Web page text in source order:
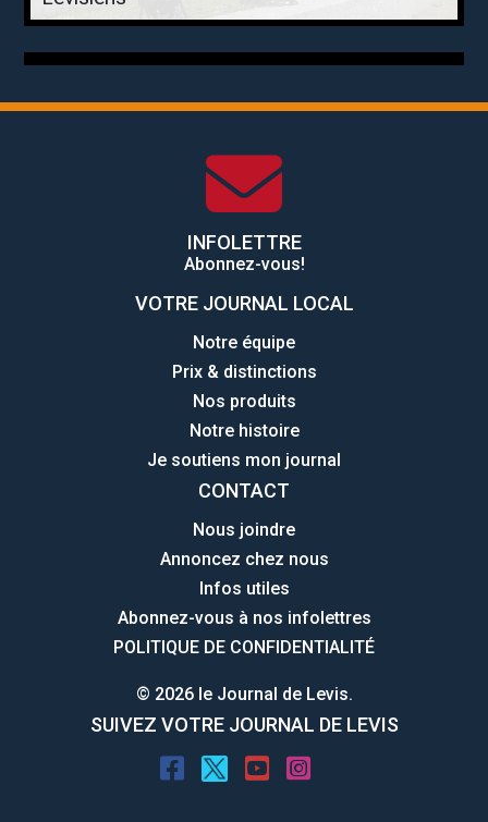
INFOLETTRE
Abonnez-vous!
VOTRE JOURNAL LOCAL
Notre équipe
Prix & distinctions
Nos produits
Notre histoire
Je soutiens mon journal
CONTACT
Nous joindre
Annoncez chez nous
Infos utiles
Abonnez-vous à nos infolettres
POLITIQUE DE CONFIDENTIALITÉ
© 2026 le Journal de Levis.
SUIVEZ VOTRE JOURNAL DE LEVIS